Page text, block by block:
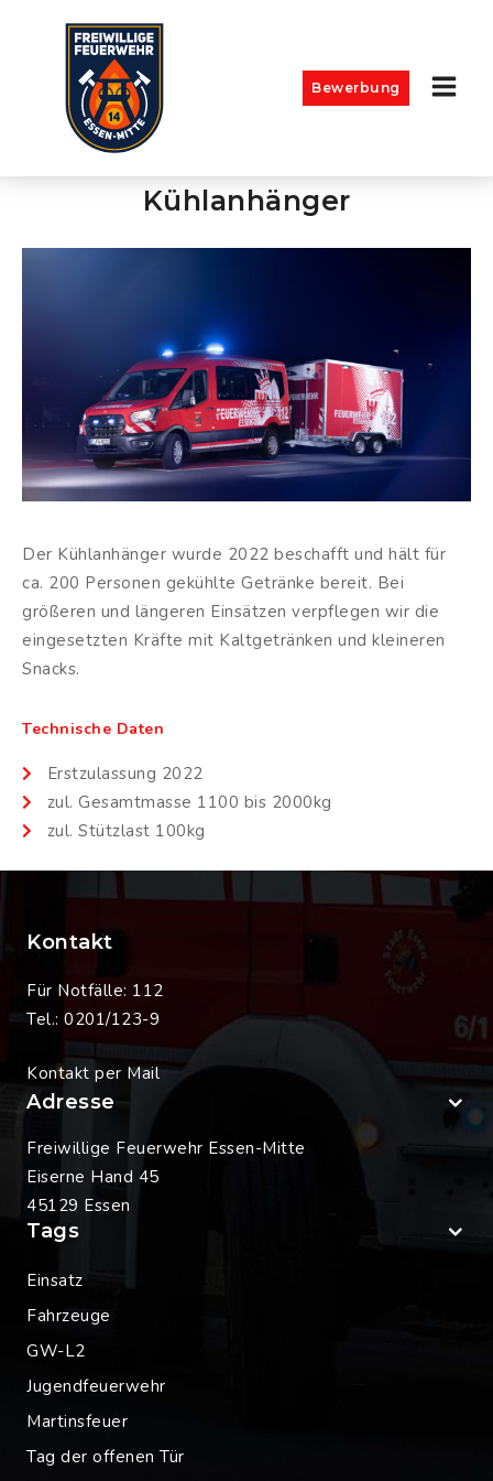
Bewerbung
Kühlanhänger
Der Kühlanhänger wurde 2022 beschafft und hält für
ca. 200 Personen gekühlte Getränke bereit. Bei
größeren und längeren Einsätzen verpflegen wir die
eingesetzten Kräfte mit Kaltgetränken und kleineren
Snacks.
Technische Daten
Erstzulassung 2022
zul. Gesamtmasse 1100 bis 2000kg
zul. Stützlast 100kg
Kontakt
Für Notfälle: 112
Tel.: 0201/123-9
Kontakt per Mail
Adresse
Freiwillige Feuerwehr Essen-Mitte
Eiserne Hand 45
45129 Essen
Tags
Einsatz
Fahrzeuge
GW-L2
Jugendfeuerwehr
Martinsfeuer
Tag der offenen Tür